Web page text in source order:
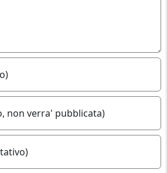
non verra' pubblicata)